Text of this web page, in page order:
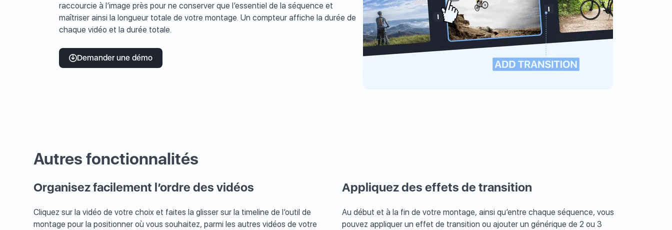
raccourcie à l’image près pour ne conserver que l’essentiel de la séquence et
maîtriser ainsi la longueur totale de votre montage. Un compteur affiche la durée de
chaque vidéo et la durée totale.
Demander une démo
Autres fonctionnalités
Organisez facilement l’ordre des vidéos
Cliquez sur la vidéo de votre choix et faites la glisser sur la timeline de l’outil de
montage pour la positionner où vous souhaitez, parmi les autres vidéos de votre
Appliquez des effets de transition
Au début et à la fin de votre montage, ainsi qu’entre chaque séquence, vous
pouvez appliquer un effet de transition ou ajouter un générique de 2 ou 3